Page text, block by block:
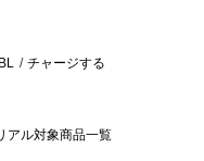
チャージする
アル対象商品一覧